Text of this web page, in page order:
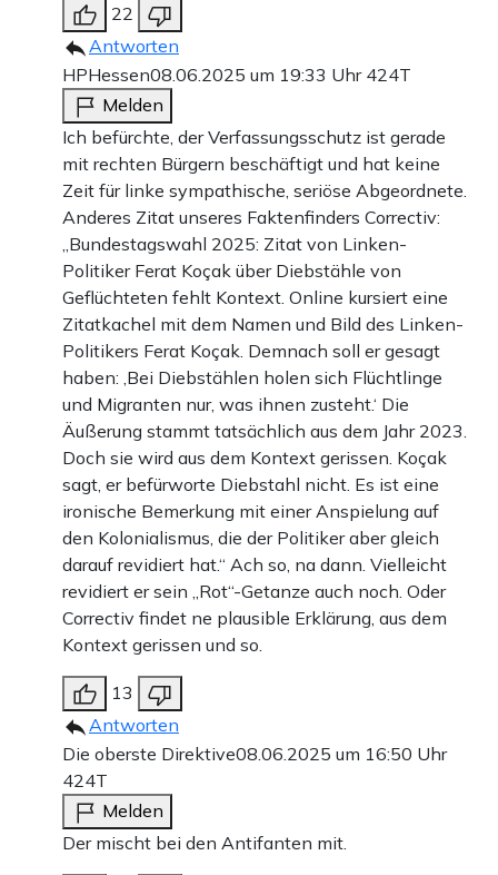
22
Antworten
HPHessen08.06.2025 um 19:33 Uhr 424T
Melden
Ich befürchte, der Verfassungsschutz ist gerade
mit rechten Bürgern beschäftigt und hat keine
Zeit für linke sympathische, seriöse Abgeordnete.
Anderes Zitat unseres Faktenfinders Correctiv:
„Bundestagswahl 2025: Zitat von Linken-
Politiker Ferat Koçak über Diebstähle von
Geflüchteten fehlt Kontext. Online kursiert eine
Zitatkachel mit dem Namen und Bild des Linken-
Politikers Ferat Koçak. Demnach soll er gesagt
haben: ‚Bei Diebstählen holen sich Flüchtlinge
und Migranten nur, was ihnen zusteht.‘ Die
Äußerung stammt tatsächlich aus dem Jahr 2023.
Doch sie wird aus dem Kontext gerissen. Koçak
sagt, er befürworte Diebstahl nicht. Es ist eine
ironische Bemerkung mit einer Anspielung auf
den Kolonialismus, die der Politiker aber gleich
darauf revidiert hat.“ Ach so, na dann. Vielleicht
revidiert er sein „Rot“-Getanze auch noch. Oder
Correctiv findet ne plausible Erklärung, aus dem
Kontext gerissen und so.
13
Antworten
Die oberste Direktive08.06.2025 um 16:50 Uhr
424T
Melden
Der mischt bei den Antifanten mit.